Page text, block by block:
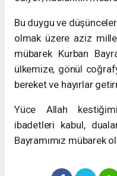
Bu duygu ve
olmak üzere aziz
mübarek Kurban
ülkemize, gönül
bereket ve hayırlar
Yüce Allah
ibadetleri kabul,
Bayramımız mübarek